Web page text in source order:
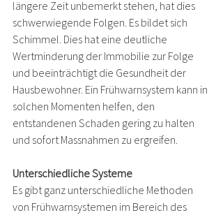
längere Zeit unbemerkt stehen, hat dies
schwerwiegende Folgen. Es bildet sich
Schimmel. Dies hat eine deutliche
Wertminderung der Immobilie zur Folge
und beeinträchtigt die Gesundheit der
Hausbewohner. Ein Frühwarnsystem kann in
solchen Momenten helfen, den
entstandenen Schaden gering zu halten
und sofort Massnahmen zu ergreifen.
Unterschiedliche Systeme
Es gibt ganz unterschiedliche Methoden
von Frühwarnsystemen im Bereich des